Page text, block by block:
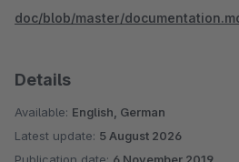
doc/blob/master/
Details
Available: English, German
Latest update: 5 August 2026